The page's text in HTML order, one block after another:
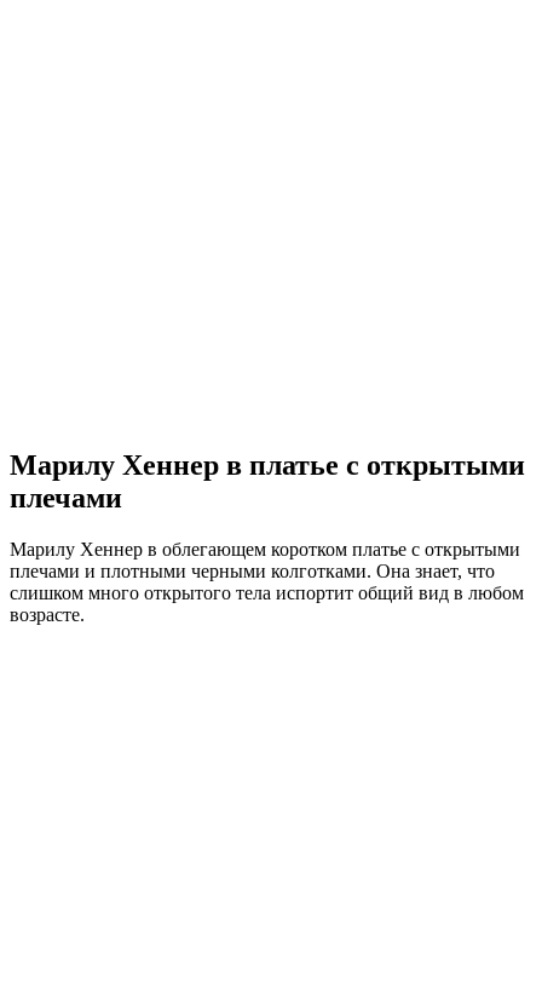
Марилу Хеннер в платье с открытыми
плечами
Марилу Хеннер в облегающем коротком платье с открытыми
плечами и плотными черными колготками. Она знает, что
слишком много открытого тела испортит общий вид в любом
возрасте.